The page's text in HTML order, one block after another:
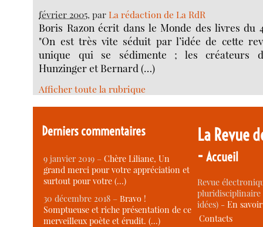
février 2005, parLa rédaction de La RdR
Boris Razon écrit dans le Monde des livres du
"On est très vite séduit par l’idée de cette
unique qui se sédimente ; les créateurs
Hunzinger et Bernard (…)
Afficher toute la rubrique
Derniers commentaires
9 janvier 2019 –Chère Liliane, Un
grand merci pour votre appréciation et
surtout pour votre (…)
30 décembre 2018 –Bravo !
Somptueuse et riche présentation de ce
merveilleux poète et érudit. (…)
La Revue
-Accueil
Revue
idées) -En
Contacts